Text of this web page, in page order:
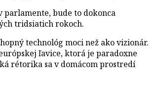
bude to dokonca
tridsiatich rokoch.
technológ moci než ako vizionár.
ľavice, ktorá je paradoxne
rétorika sa v domácom prostredí